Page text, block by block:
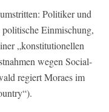
Politiker und
Einmischung,
„konstitutionellen
wegen Social-
regiert Moraes im